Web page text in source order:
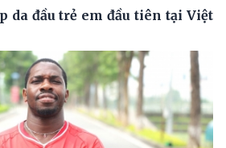
da đầu trẻ em đầu tiên tại Việt